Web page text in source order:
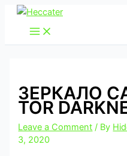
Skip
content
ЗЕРКАЛО
TOR
Leave a Comment / By
3, 2020